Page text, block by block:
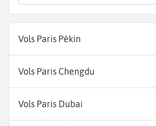
Vols Paris Pékin
Vols Paris Chengdu
Vols Paris Dubai